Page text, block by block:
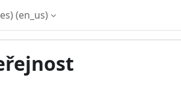
‎(en_us)‎